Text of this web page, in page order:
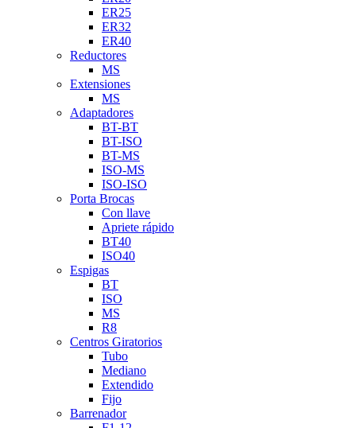
ER25
ER32
ER40
Reductores
MS
Extensiones
MS
Adaptadores
BT-BT
BT-ISO
BT-MS
ISO-MS
ISO-ISO
Porta Brocas
Con llave
Apriete rápido
BT40
ISO40
Espigas
BT
ISO
MS
R8
Centros Giratorios
Tubo
Mediano
Extendido
Fijo
Barrenador